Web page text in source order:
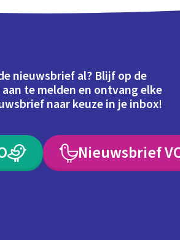
nieuwsbrief al? Blijf op de
te melden en ontvang elke
naar keuze in je inbox!
Nieuwsbrief